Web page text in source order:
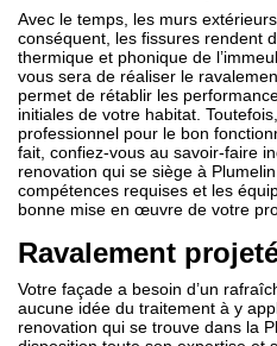
Avec le temps, les murs
conséquent, les fissures rendent
thermique et phonique de
vous sera de réaliser le
permet de rétablir les
initiales de votre habitat.
professionnel pour le bon
fait, confiez-vous au savoir-faire
renovation qui se siège à
compétences requises et les
bonne mise en œuvre de votre
Ravalement
Votre façade a besoin d’un
aucune idée du traitement à y
renovation qui se trouve dans la